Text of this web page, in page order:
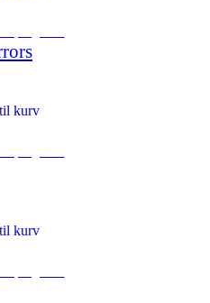
kurv
kurv